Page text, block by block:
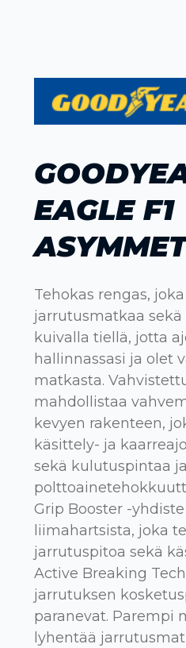
EAGLE F1
Tehokas rengas,
jarrutusmatkaa
kuivalla tiellä, jotta
hallinnassasi ja olet
matkasta.
mahdollistaa
kevyen rakenteen,
käsittely- ja
sekä kulutuspintaa ja
Grip Booster -
liimahartsista, joka
jarrutuspitoa sekä
Active Breaking
jarrutuksen
paranevat. Parempi
lyhentää